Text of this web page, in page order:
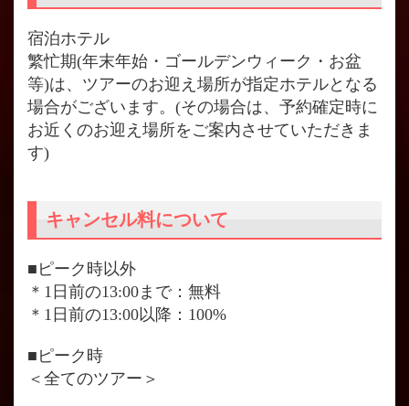
宿泊ホテル
繁忙期(年末年始・ゴールデンウィーク・お盆
等)は、ツアーのお迎え場所が指定ホテルとなる
場合がございます。(その場合は、予約確定時に
お近くのお迎え場所をご案内させていただきま
す)
キャンセル料について
■ピーク時以外
＊1日前の13:00まで：無料
＊1日前の13:00以降：100%
■ピーク時
＜全てのツアー＞